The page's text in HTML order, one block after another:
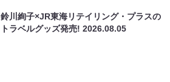
鈴川絢子×JR東海リテイリング・プラスの
トラベルグッズ発売!2026.08.05